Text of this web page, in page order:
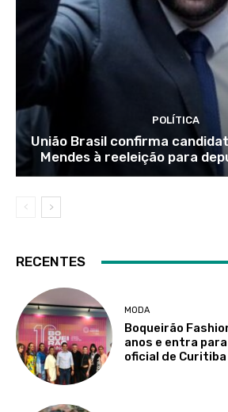
POLÍTICA
União Brasil confirma
Mendes à reeleição para
RECENTES
MODA
Boqueirão
anos e entra
oficial de Curitiba